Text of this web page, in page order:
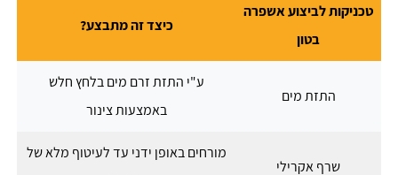
טכניקות לביצוע אשפרה
בטון
כיצד זה מתבצע?
התזת מים
ע"י התזת זרם מים בלחץ חלש
באמצעות צינור
שרף אקרילי
מורחים באופן ידני עד לעיטוף מלא של